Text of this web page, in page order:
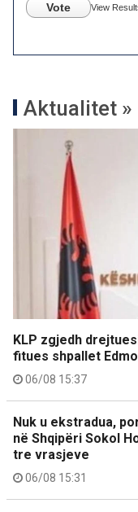
Vote View
Aktualitet »
KLP zgjedh
fitues shpallet
06/08 15:37
Nuk u ekstradua,
në Shqipëri Sokol
tre vrasjeve
06/08 15:31